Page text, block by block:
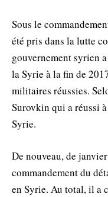
Sous le
été pris dans la lutte
gouvernement syrien
la Syrie à la fin de
militaires réussies.
Surovkin qui a réussi
Syrie.
De nouveau, de
commandement du
en Syrie. Au total, il a